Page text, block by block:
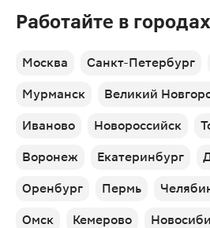
Работайте в городах
Москва Санкт-Петербург
Мурманск Великий
Иваново Новороссийск
Воронеж Екатеринбург
Оренбург Пермь
Омск Кемерово